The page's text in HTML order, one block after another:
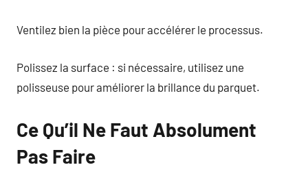
Ventilez bien la pièce pour accélérer le processus.
Polissez la surface : si nécessaire, utilisez une
polisseuse pour améliorer la brillance du parquet.
Ce Qu’il Ne Faut Absolument
Pas Faire